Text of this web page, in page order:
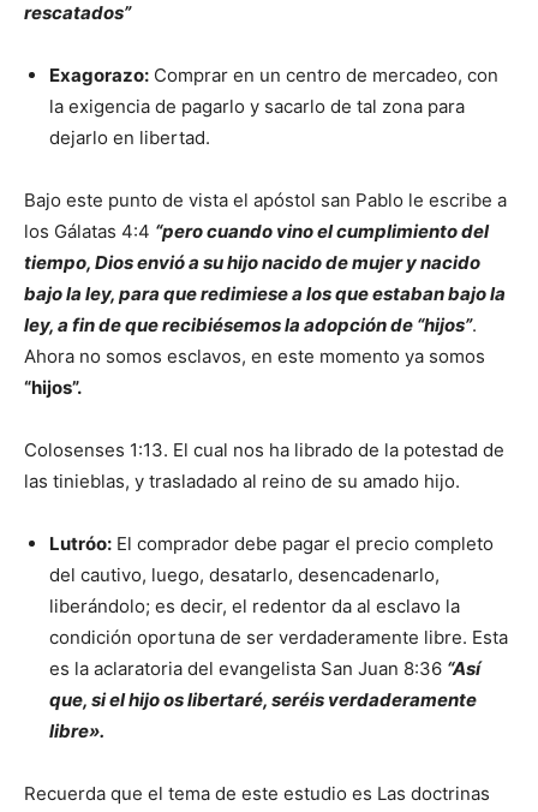
rescatados”
Exagorazo: Comprar en un centro de mercadeo, con
la exigencia de pagarlo y sacarlo de tal zona para
dejarlo en libertad.
Bajo este punto de vista el apóstol san Pablo le escribe a
los Gálatas 4:4 “pero cuando vino el cumplimiento del
tiempo, Dios envió a su hijo nacido de mujer y nacido
bajo la ley, para que redimiese a los que estaban bajo la
ley, a fin de que recibiésemos la adopción de “hijos”.
Ahora no somos esclavos, en este momento ya somos
“hijos”.
Colosenses 1:13. El cual nos ha librado de la potestad de
las tinieblas, y trasladado al reino de su amado hijo.
Lutróo: El comprador debe pagar el precio completo
del cautivo, luego, desatarlo, desencadenarlo,
liberándolo; es decir, el redentor da al esclavo la
condición oportuna de ser verdaderamente libre. Esta
es la aclaratoria del evangelista San Juan 8:36 “Así
que, si el hijo os libertaré, seréis verdaderamente
libre».
Recuerda que el tema de este estudio es Las doctrinas